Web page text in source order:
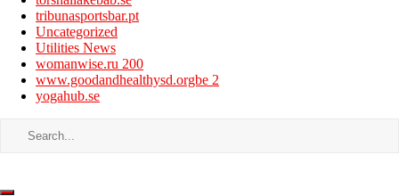
tribunasportsbar.pt
Uncategorized
Utilities News
womanwise.ru 200
www.goodandhealthysd.orgbe 2
yogahub.se